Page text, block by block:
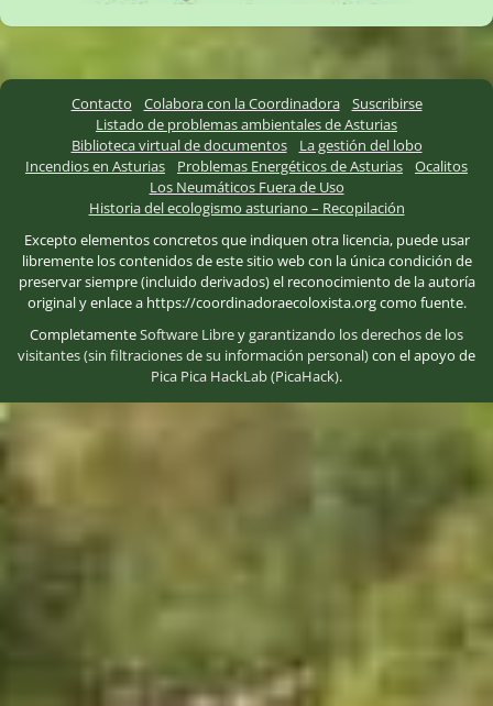
Contacto Colabora con la Coordinadora
Suscribirse
Listado de problemas ambientales de Asturias
Biblioteca virtual de documentos
La gestión del lobo
Incendios en Asturias
Problemas Energéticos de Asturias
Ocalitos
Los Neumáticos Fuera de Uso
Historia del ecologismo asturiano – Recopilación
Excepto elementos concretos que indiquen otra licencia, puede usar
libremente los contenidos de este sitio web con la única condición de
preservar siempre (incluido derivados) el reconocimiento de la autoría
original y enlace a https://coordinadoraecoloxista.org como fuente.
CompletamenteSoftware Libreygarantizando los derechos de los
visitantes (sin filtraciones de su información personal)con el apoyo de
Pica Pica HackLab (PicaHack).